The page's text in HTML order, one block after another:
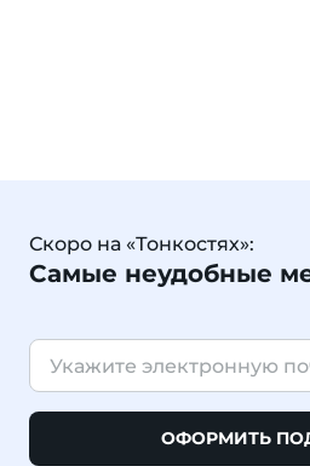
Скоро на «Тонкостях»:
Самые неудобные
ОФОРМИТЬ